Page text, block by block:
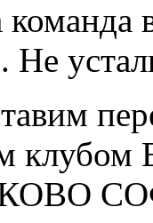
Не
клубом